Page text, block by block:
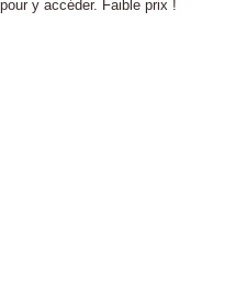
y accéder. Faible prix !